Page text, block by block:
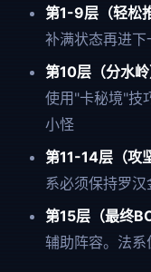
第1-9层（轻松
补满状态再进下
第10层（分水岭
使用"卡秘境"技
小怪
第11-14层（攻
系必须保持罗
第15层（最终
辅助阵容。法